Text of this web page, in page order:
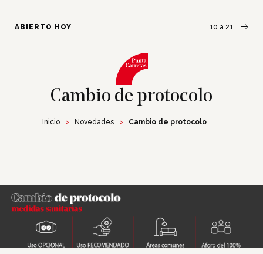
¿Cómo llegar? Escribinos
ABIERTO HOY 10 a 21
Inicio Novedades Cambio de protocolo
Cambio de protocolo